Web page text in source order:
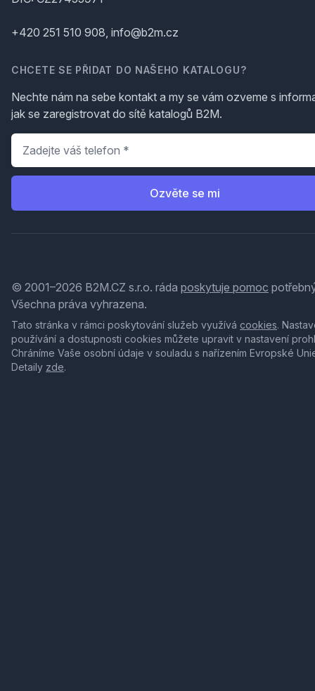
+420 251 510 908, info@b2m.cz
CHCETE SE PŘIDAT DO NAŠEHO KATALOGU?
Nechte nám na sebe kontakt a my se vám ozveme s
jak se zaregistrovat do sítě katalogů B2M.
Telefon
Ozvěte se mi
© 2001–2026 B2M.CZ s.r.o. ráda poskytuje pomoc
Všechna práva vyhrazena.
Tato stránka v rámci poskytování služeb využívá cookies.
používání a dostupnosti cookies můžete upravit v nastavení
Chráníme Vaše osobní údaje v souladu s nařízením Evropské
Detaily zde.